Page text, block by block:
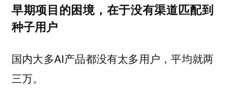
早期项目的困境，在于没有渠道匹配到
种子用户
国内大多AI产品都没有太多用户，平均就两
三万。